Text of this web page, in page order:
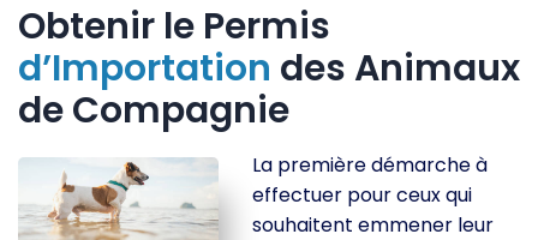
Obtenir le Permis
d’Importation des Animaux
de Compagnie
La première démarche à
effectuer pour ceux qui
souhaitent emmener leur